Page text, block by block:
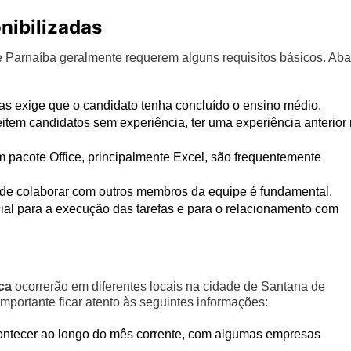
geralmente requerem alguns requisitos básicos.
exige que o candidato tenha concluído o ensino médio.
candidatos sem experiência, ter uma experiência anterior
pacote Office, principalmente Excel, são frequentemente
colaborar com outros membros da equipe é fundamental.
para a execução das tarefas e para o relacionamento com
ocorrerão em diferentes locais na cidade de Santana de
ficar atento às seguintes informações:
ao longo do mês corrente, com algumas empresas